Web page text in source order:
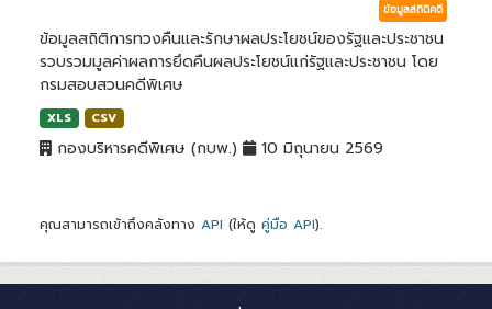
ข้อมูลสถิติคดี
ข้อมูลสถิติการทวงคืนและรักษาผลประโยชน์ของรัฐและประชาชน
รวบรวมมูลค่าผลการยึดคืนผลประโยชน์แก่รัฐและประชาชน โดย
กรมสอบสวนคดีพิเศษ
XLS CSV
กองบริหารคดีพิเศษ (กบพ.) 10 มิถุนายน 2569
คุณสามารถเข้าถึงคลังทาง API (ให้ดู คู่มือ API).